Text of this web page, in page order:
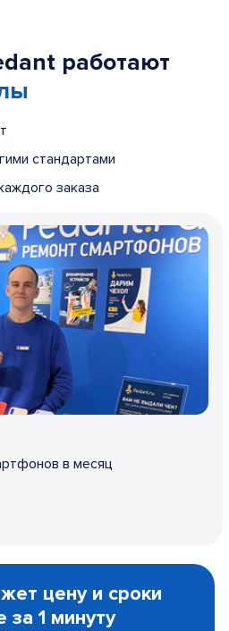
работают
стандартами
заказа
в месяц
цену и сроки
за 1 минуту